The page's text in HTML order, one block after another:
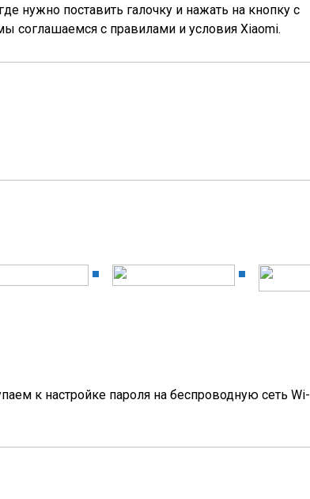
нужно поставить галочку и нажать на кнопку с
соглашаемся с правилами и условия Xiaomi.
к настройке пароля на беспроводную сеть Wi-